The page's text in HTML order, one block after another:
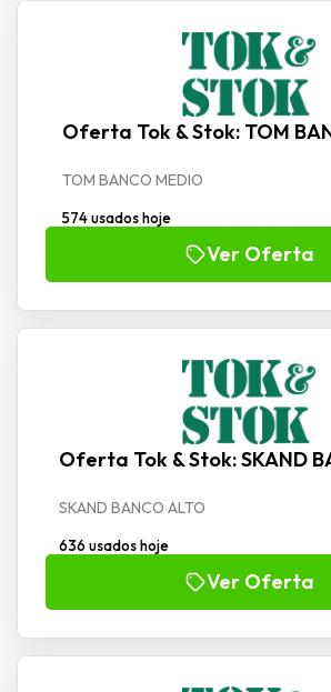
Oferta Tok & Stok: TOM
TOM BANCO MEDIO
574 usados hoje
Ver Oferta
Oferta Tok & Stok: SKAND
SKAND BANCO ALTO
636 usados hoje
Ver Oferta